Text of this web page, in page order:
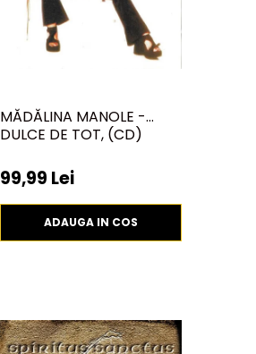
MĂDĂLINA MANOLE -
DULCE DE TOT, (CD)
99,99 Lei
ADAUGA IN COS